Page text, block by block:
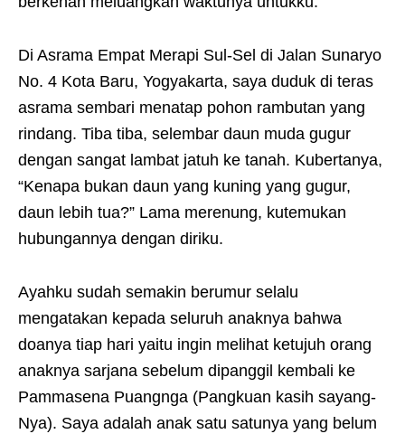
Di Asrama Empat Merapi Sul-Sel di Jalan Sunaryo
No. 4 Kota Baru, Yogyakarta, saya duduk di teras
asrama sembari menatap pohon rambutan yang
rindang. Tiba tiba, selembar daun muda gugur
dengan sangat lambat jatuh ke tanah. Kubertanya,
“Kenapa bukan daun yang kuning yang gugur,
daun lebih tua?” Lama merenung, kutemukan
hubungannya dengan diriku.
Ayahku sudah semakin berumur selalu
mengatakan kepada seluruh anaknya bahwa
doanya tiap hari yaitu ingin melihat ketujuh orang
anaknya sarjana sebelum dipanggil kembali ke
Pammasena Puangnga (Pangkuan kasih sayang-
Nya). Saya adalah anak satu satunya yang belum